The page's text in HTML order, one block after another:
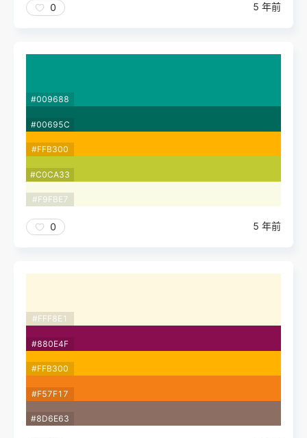
0 5 年前
#009688
#00695C
#FFB300
#C0CA33
#F9FBE7
0 5 年前
#FFF8E1
#880E4F
#FFB300
#F57F17
#8D6E63